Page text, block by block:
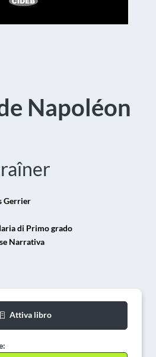
Napoléon
Gerrier
di Primo grado
Narrativa
Attiva libro